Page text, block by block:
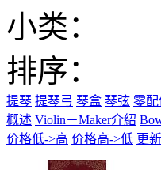
小类：
排序：
提琴 提琴弓 琴盒 琴弦 零配
概述 Violin－Maker介紹
价格低->高 价格高->低 更